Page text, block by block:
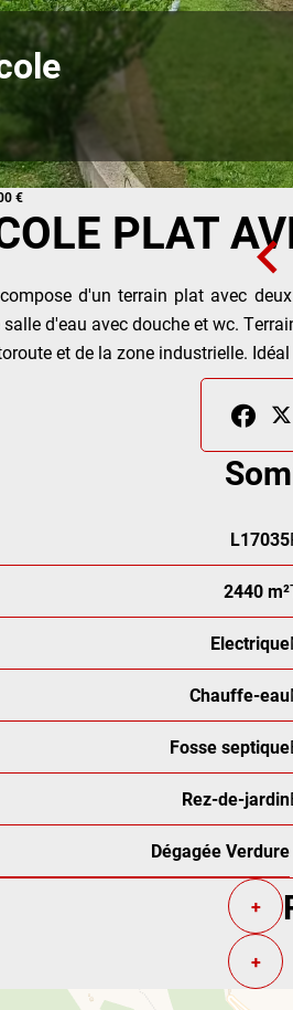
€
PLAT
d'un terrain plat avec
d'eau avec douche et wc.
et de la zone industrielle.
L17035
2440 m²
Electrique
Chauffe-eau
Fosse septique
Rez-de-jardin
Dégagée Verdure
+
+